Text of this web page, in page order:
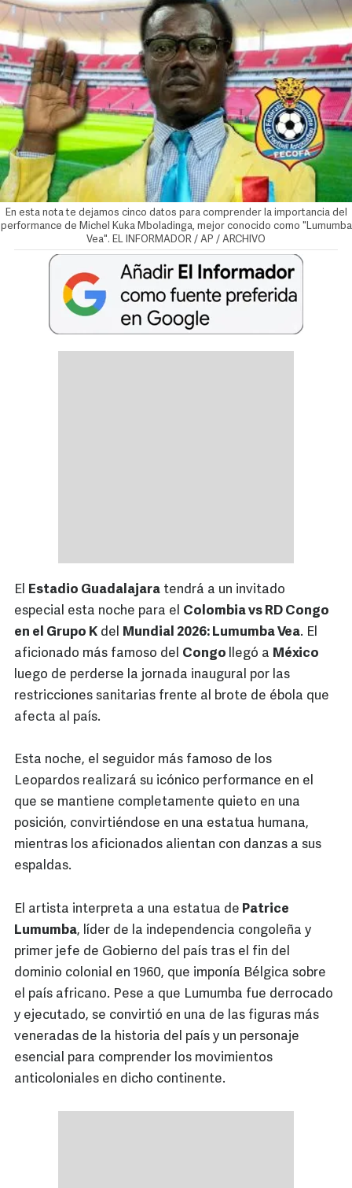
En esta nota te dejamos cinco datos para comprender la importancia del
performance de Michel Kuka Mboladinga, mejor conocido como "Lumumba
Vea". EL INFORMADOR / AP / ARCHIVO
El Estadio Guadalajara tendrá a un invitado
especial esta noche para el Colombia vs RD Congo
en el Grupo K del Mundial 2026: Lumumba Vea. El
aficionado más famoso del Congo llegó a México
luego de perderse la jornada inaugural por las
restricciones sanitarias frente al brote de ébola que
afecta al país.
Esta noche, el seguidor más famoso de los
Leopardos realizará su icónico performance en el
que se mantiene completamente quieto en una
posición, convirtiéndose en una estatua humana,
mientras los aficionados alientan con danzas a sus
espaldas.
El artista interpreta a una estatua de Patrice
Lumumba, líder de la independencia congoleña y
primer jefe de Gobierno del país tras el fin del
dominio colonial en 1960, que imponía Bélgica sobre
el país africano. Pese a que Lumumba fue derrocado
y ejecutado, se convirtió en una de las figuras más
veneradas de la historia del país y un personaje
esencial para comprender los movimientos
anticoloniales en dicho continente.